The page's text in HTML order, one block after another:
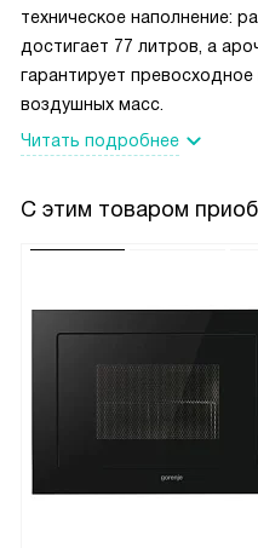
техническое наполнение:
достигает 77 литров, а
гарантирует
воздушных масс.
Читать подробнее
С этим товаром